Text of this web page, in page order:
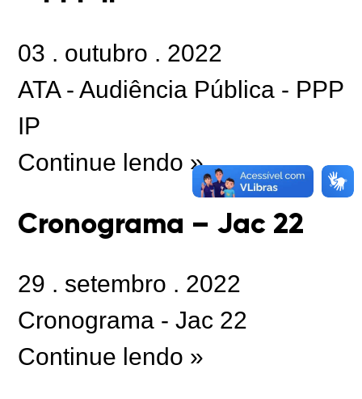
03 . outubro . 2022
ATA - Audiência Pública - PPP
IP
Continue lendo »
Cronograma – Jac 22
29 . setembro . 2022
Cronograma - Jac 22
Continue lendo »